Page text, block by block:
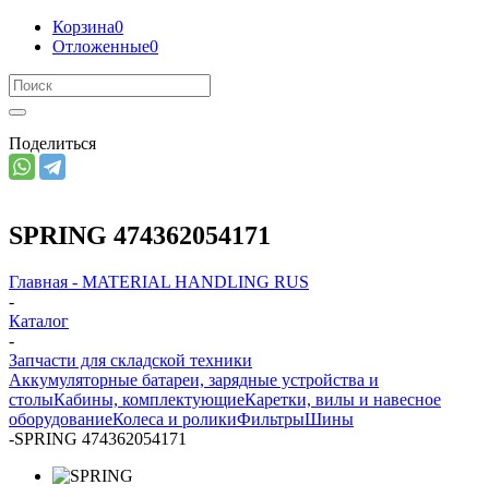
Корзина0
Отложенные0
Поделиться
SPRING 474362054171
Главная - MATERIAL HANDLING RUS
-
Каталог
-
Запчасти для складской техники
Аккумуляторные батареи, зарядные устройства и
столыКабины, комплектующиеКаретки, вилы и навесное
оборудованиеКолеса и роликиФильтрыШины
-SPRING 474362054171